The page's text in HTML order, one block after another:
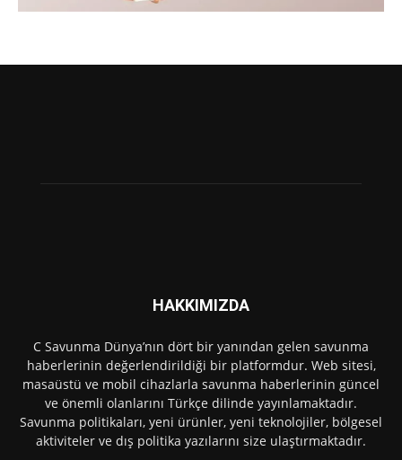
HAKKIMIZDA
C Savunma Dünya’nın dört bir yanından gelen savunma
haberlerinin değerlendirildiği bir platformdur. Web sitesi,
masaüstü ve mobil cihazlarla savunma haberlerinin güncel
ve önemli olanlarını Türkçe dilinde yayınlamaktadır.
Savunma politikaları, yeni ürünler, yeni teknolojiler, bölgesel
aktiviteler ve dış politika yazılarını size ulaştırmaktadır.